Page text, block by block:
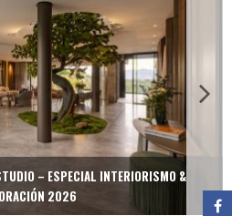
– ESPECIAL INTERIORISMO &
2026